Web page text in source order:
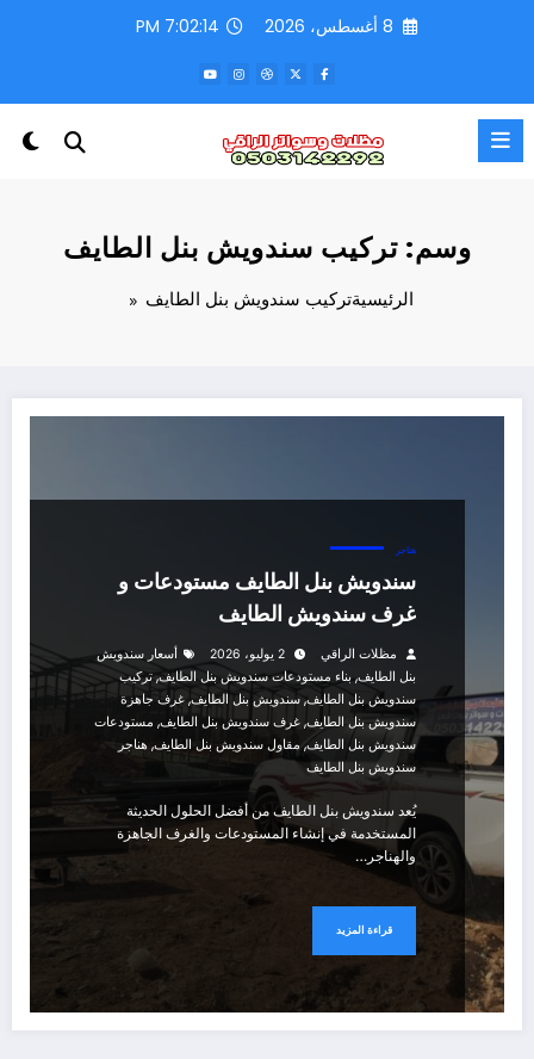
8 أغسطس، 2026 7:02:14 PM
وسم: تركيب سندويش بنل الطايف
الرئيسيةتركيب سندويش بنل الطايف
هناجر
سندويش بنل الطايف مستودعات و
غرف سندويش الطايف
مظلات الراقي 2 يوليو، 2026
أسعار سندويش
بنل الطايف, بناء مستودعات سندويش بنل الطايف, تركيب
سندويش بنل الطايف, سندويش بنل الطايف, غرف جاهزة
سندويش بنل الطايف, غرف سندويش بنل الطايف, مستودعات
سندويش بنل الطايف, مقاول سندويش بنل الطايف, هناجر
سندويش بنل الطايف
يُعد سندويش بنل الطايف من أفضل الحلول الحديثة
المستخدمة في إنشاء المستودعات والغرف الجاهزة
والهناجر…
قراءة المزيد